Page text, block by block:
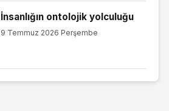
İnsanlığın ontolojik yolculuğu
9 Temmuz 2026 Perşembe